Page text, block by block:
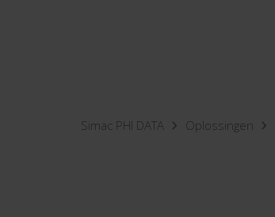
Simac PHI DATA Oplossingen